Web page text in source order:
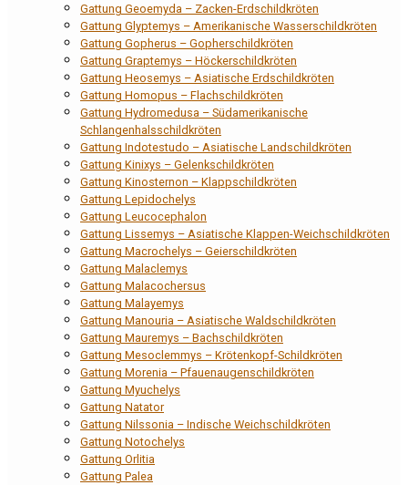
Gattung Geoemyda – Zacken-Erdschildkröten
Gattung Glyptemys – Amerikanische Wasserschildkröten
Gattung Gopherus – Gopherschildkröten
Gattung Graptemys – Höckerschildkröten
Gattung Heosemys – Asiatische Erdschildkröten
Gattung Homopus – Flachschildkröten
Gattung Hydromedusa – Südamerikanische
Schlangenhalsschildkröten
Gattung Indotestudo – Asiatische Landschildkröten
Gattung Kinixys – Gelenkschildkröten
Gattung Kinosternon – Klappschildkröten
Gattung Lepidochelys
Gattung Leucocephalon
Gattung Lissemys – Asiatische Klappen-Weichschildkröten
Gattung Macrochelys – Geierschildkröten
Gattung Malaclemys
Gattung Malacochersus
Gattung Malayemys
Gattung Manouria – Asiatische Waldschildkröten
Gattung Mauremys – Bachschildkröten
Gattung Mesoclemmys – Krötenkopf-Schildkröten
Gattung Morenia – Pfauenaugenschildkröten
Gattung Myuchelys
Gattung Natator
Gattung Nilssonia – Indische Weichschildkröten
Gattung Notochelys
Gattung Orlitia
Gattung Palea